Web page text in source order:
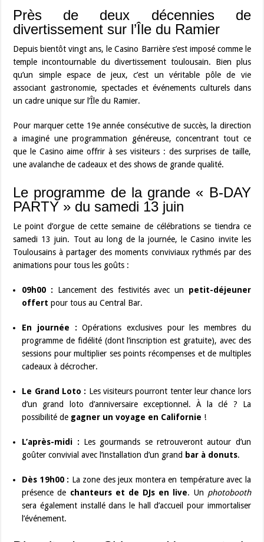
Près de deux décennies de
divertissement sur l’Île du Ramier
Depuis bientôt vingt ans, le Casino Barrière s’est imposé comme le
temple incontournable du divertissement toulousain. Bien plus
qu’un simple espace de jeux, c’est un véritable pôle de vie
associant gastronomie, spectacles et événements culturels dans
un cadre unique sur l’Île du Ramier.
Pour marquer cette 19e année consécutive de succès, la direction
a imaginé une programmation généreuse, concentrant tout ce
que le Casino aime offrir à ses visiteurs : des surprises de taille,
une avalanche de cadeaux et des shows de grande qualité.
Le programme de la grande « B-DAY
PARTY » du samedi 13 juin
Le point d’orgue de cette semaine de célébrations se tiendra ce
samedi 13 juin. Tout au long de la journée, le Casino invite les
Toulousains à partager des moments conviviaux rythmés par des
animations pour tous les goûts :
09h00 : Lancement des festivités avec un petit-déjeuner
offert pour tous au Central Bar.
En journée : Opérations exclusives pour les membres du
programme de fidélité (dont l’inscription est gratuite), avec des
sessions pour multiplier ses points récompenses et de multiples
cadeaux à décrocher.
Le Grand Loto : Les visiteurs pourront tenter leur chance lors
d’un grand loto d’anniversaire exceptionnel. À la clé ? La
possibilité de gagner un voyage en Californie !
L’après-midi : Les gourmands se retrouveront autour d’un
goûter convivial avec l’installation d’un grand bar à donuts.
Dès 19h00 : La zone des jeux montera en température avec la
présence de chanteurs et de DJs en live. Un photobooth
sera également installé dans le hall d’accueil pour immortaliser
l’événement.